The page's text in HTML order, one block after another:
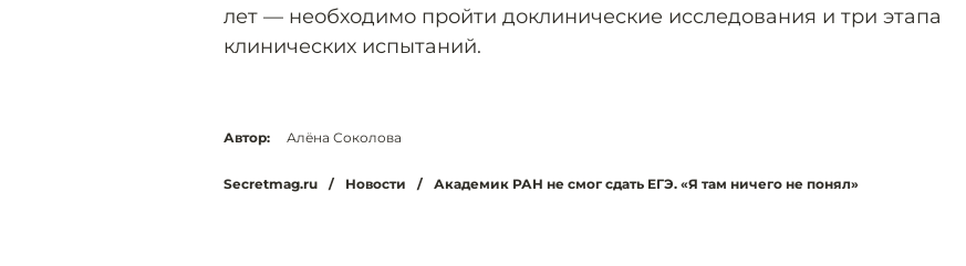
лет — необходимо пройти доклинические исследования и три этапа
клинических испытаний.
Автор: Алёна Соколова
Secretmag.ru / Новости / Академик РАН не смог сдать ЕГЭ. «Я там ничего не понял»